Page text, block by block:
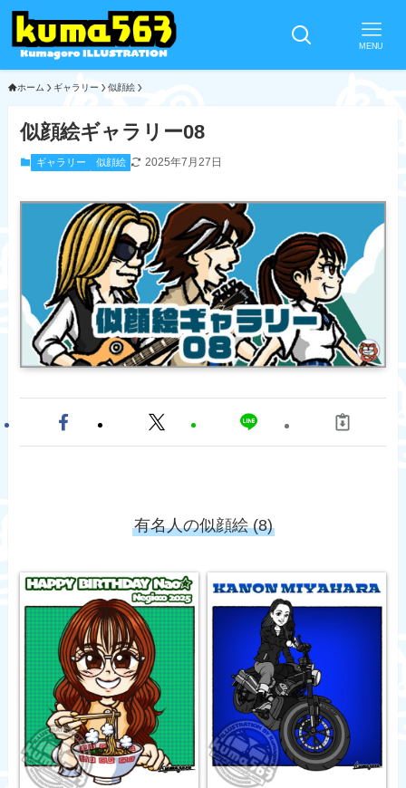
MENU
ホーム ギャラリー 似顔絵
似顔絵ギャラリー08
ギャラリー 似顔絵 2025年7月27日
有名人の似顔絵 (8)